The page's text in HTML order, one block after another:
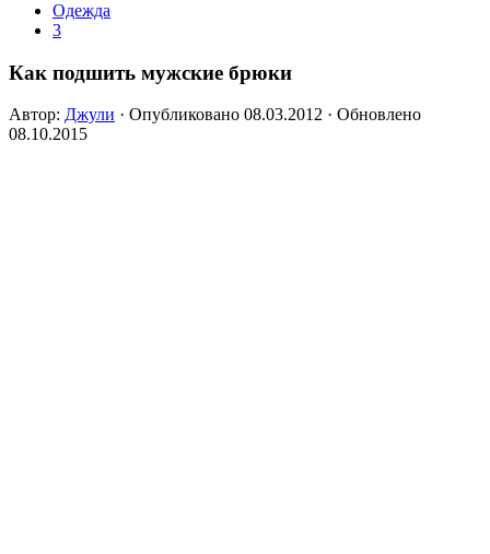
Одежда
3
Как подшить мужские брюки
Автор: Джули · Опубликовано 08.03.2012 · Обновлено
08.10.2015